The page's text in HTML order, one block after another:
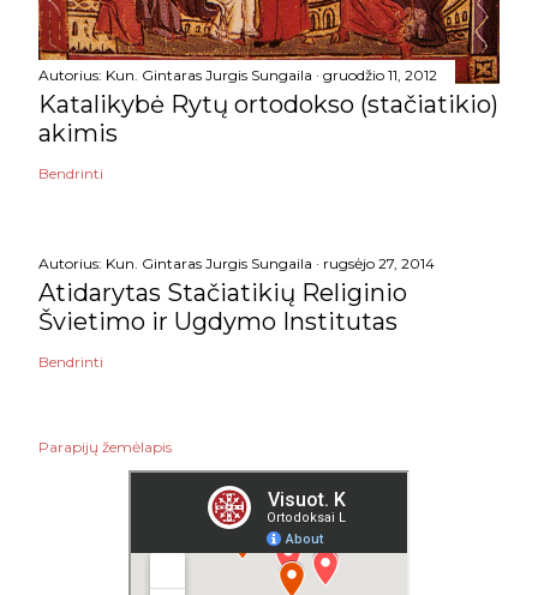
Autorius: Kun. Gintaras Jurgis Sungaila gruodžio 11, 2012
Katalikybė Rytų ortodokso (stačiatikio)
akimis
Bendrinti
Autorius: Kun. Gintaras Jurgis Sungaila rugsėjo 27, 2014
Atidarytas Stačiatikių Religinio
Švietimo ir Ugdymo Institutas
Bendrinti
Parapijų žemėlapis